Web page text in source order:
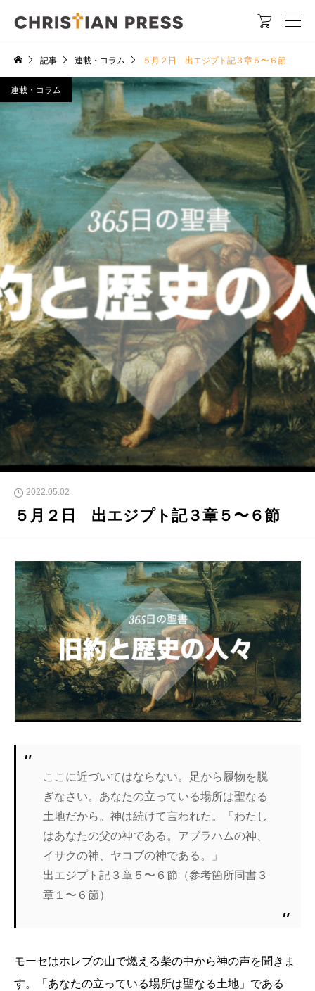

記事 連載・コラム ５月２日 出エジプト記３章５〜６節
連載・コラム
2022.05.02
５月２日 出エジプト記３章５〜６節
ここに近づいてはならない。足から履物を脱
ぎなさい。あなたの立っている場所は聖なる
土地だから。神は続けて言われた。「わたし
はあなたの父の神である。アブラハムの神、
イサクの神、ヤコブの神である。」
出エジプト記３章５〜６節（参考箇所同書３
章１〜６節）
モーセはホレブの山で燃える柴の中から神の声を聞きま
す。「あなたの立っている場所は聖なる土地」である